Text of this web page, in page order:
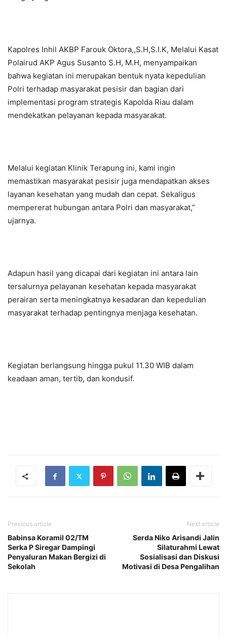
Kapolres Inhil AKBP Farouk Oktora,,S.H,S.I.K, Melalui Kasat
Polairud AKP Agus Susanto S.H, M.H, menyampaikan
bahwa kegiatan ini merupakan bentuk nyata kepedulian
Polri terhadap masyarakat pesisir dan bagian dari
implementasi program strategis Kapolda Riau dalam
mendekatkan pelayanan kepada masyarakat.
Melalui kegiatan Klinik Terapung ini, kami ingin
memastikan masyarakat pesisir juga mendapatkan akses
layanan kesehatan yang mudah dan cepat. Sekaligus
mempererat hubungan antara Polri dan masyarakat,”
ujarnya.
Adapun hasil yang dicapai dari kegiatan ini antara lain
tersalurnya pelayanan kesehatan kepada masyarakat
perairan serta meningkatnya kesadaran dan kepedulian
masyarakat terhadap pentingnya menjaga kesehatan.
Kegiatan berlangsung hingga pukul 11.30 WIB dalam
keadaan aman, tertib, dan kondusif.
Previous article
Babinsa Koramil 02/TM
Serka P Siregar Dampingi
Penyaluran Makan Bergizi di
Sekolah
Next article
Serda Niko Arisandi Jalin
Silaturahmi Lewat
Sosialisasi dan Diskusi
Motivasi di Desa Pengalihan